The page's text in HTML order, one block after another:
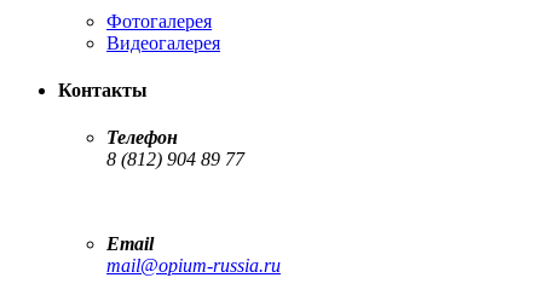
Фотогалерея
Видеогалерея
Контакты
Телефон
8 (812) 904 89 77
Email
mail@opium-russia.ru